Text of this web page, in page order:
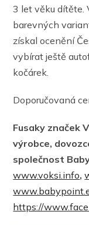
3 let věku dítěte.
barevných
získal ocenění
vybírat ještě
kočárek.
Doporučovaná
Fusaky značek
výrobce,
společnost
www.voksi.info,
https://